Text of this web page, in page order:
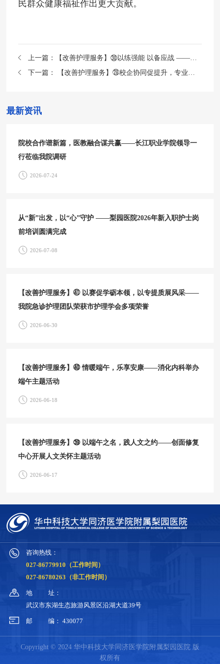
民群众健康福祉作出更大贡献。
上一篇：
下一篇：
最新资讯
院校合作谱新篇，医教融合谋共赢——长江职业学院领导一
行莅临我院调研
2026-07-24
从“新”出发，以“心”守护 ——梨园医院2026年新入职护士岗
前培训圆满完成
2026-07-08
【改善护理服务】㊶ 以赛促学砺本领，以专提质展风采——
我院急诊护理团队荣获市护理学会多项荣誉
2026-06-30
【改善护理服务】㊵ 情暖端午，乐享安康——消化内科举办
端午主题活动
2026-06-18
【改善护理服务】㊴ 以端午之名，践人文之约——创面修复
中心开展人文关怀主题活动
2026-06-17
咨询热线：
027-86779910（工作时间）
027-86780263（非工作时间）
地
址：
武汉市东湖生态旅游风景区沿湖大道39号
邮 编： 430077
Copyright © 2024 华中科技大学同济医学院附属梨园医院 版
权所有